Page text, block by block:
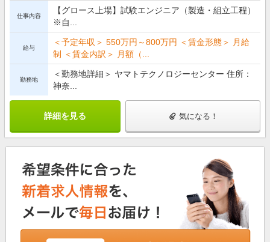
仕事内容
【グロース上場】試験エンジニア（製造・組立工程）
※自...
給与
＜予定年収＞ 550万円～800万円 ＜賃金形態＞ 月給
制 ＜賃金内訳＞ 月額（...
勤務地
＜勤務地詳細＞ ヤマトテクノロジーセンター 住所：
神奈...
詳細を見る 気になる！